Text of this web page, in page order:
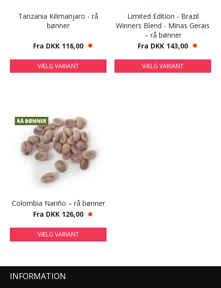
Tanzania Kilimanjaro - rå
bønner
Fra DKK 116,00
VÆLG VARIANT
Limited Edition - Brazil
Winners Blend - Minas Gerais
– rå bønner
Fra DKK 143,00
VÆLG VARIANT
Colombia Nariño – rå bønner
Fra DKK 126,00
VÆLG VARIANT
INFORMATION